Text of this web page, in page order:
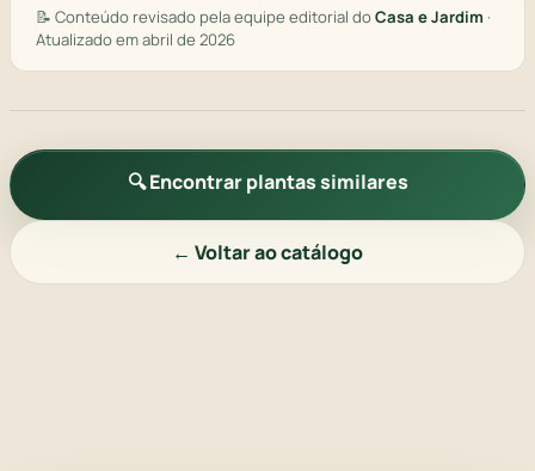
📝 Conteúdo revisado pela equipe editorial doCasa e Jardim ·
Atualizado em abril de 2026
🔍 Encontrar plantas similares
← Voltar ao catálogo